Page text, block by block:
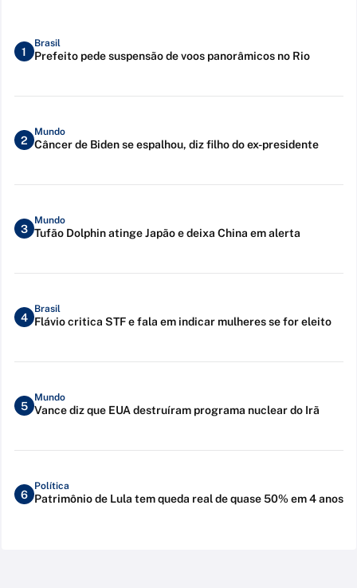
1
Brasil
Prefeito pede suspensão de voos panorâmicos no Rio
2
Mundo
Câncer de Biden se espalhou, diz filho do ex-presidente
3
Mundo
Tufão Dolphin atinge Japão e deixa China em alerta
4
Brasil
Flávio critica STF e fala em indicar mulheres se for eleito
5
Mundo
Vance diz que EUA destruíram programa nuclear do Irã
6
Política
Patrimônio de Lula tem queda real de quase 50% em 4 anos